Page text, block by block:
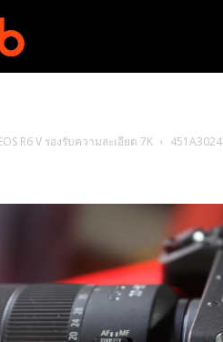
R6 V รองรับความละเอียด 7K 451A3024